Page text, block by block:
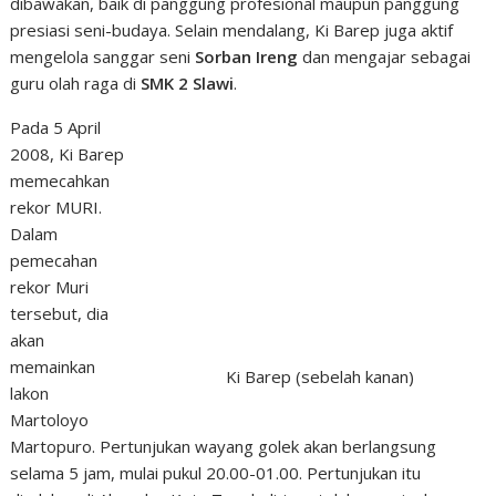
presiasi seni-budaya. Selain mendalang, Ki Barep juga aktif
mengelola sanggar seni Sorban Ireng dan mengajar sebagai
guru olah raga di SMK 2 Slawi.
Ki Barep (sebelah kanan)
Pada 5 April
2008, Ki Barep
memecahkan
rekor MURI.
Dalam
pemecahan
rekor Muri
tersebut, dia
akan
memainkan
lakon
Martoloyo
Martopuro. Pertunjukan wayang golek akan berlangsung
selama 5 jam, mulai pukul 20.00-01.00. Pertunjukan itu